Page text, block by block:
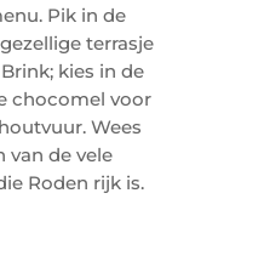
Pik in de
terrasje
kies in de
chocomel voor
Wees
van de vele
Roden rijk is.